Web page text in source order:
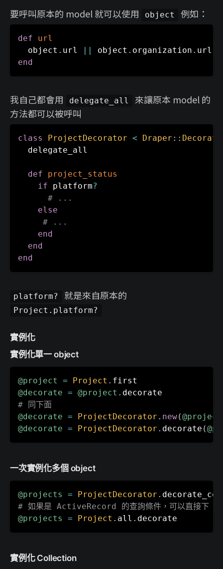
要呼叫原本的 model 就可以使用 object 例如：
def
url
  object
. url || object . organization .
end
我自己都會用 delegate_all
來讓原本 model 的
方法都可以被呼叫
class ProjectDecorator < Draper : :
  delegate_all
def
project_status
if platform?
# ...
else
# ...
end
end
end
platform? 就是來自原本的
Project.platform?
實例化
實例化單一 object
@project = Project .
@decorate = @project .
# 同下面
@decorate = ProjectDecorator . new(@project
@decorate = ProjectDecorator . decorate (
一次實例化多個 object
@projects = ProjectDecorator .
# 如果是 ActiveRecord 的查詢條件，可以直接下
@projects
= Project . all .
實例化 Collection